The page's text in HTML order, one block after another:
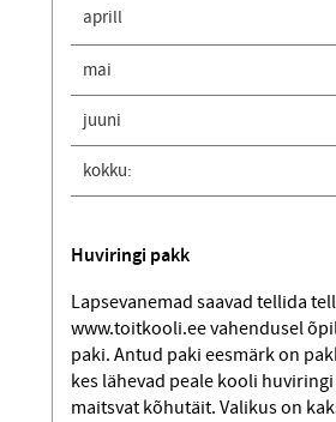
aprill
mai
juuni
kokku:
Huviringi pakk
Lapsevanemad saavad tellida
www.toitkooli.ee vahendusel
paki. Antud paki eesmärk on
kes lähevad peale kooli
maitsvat kõhutäit. Valikus on